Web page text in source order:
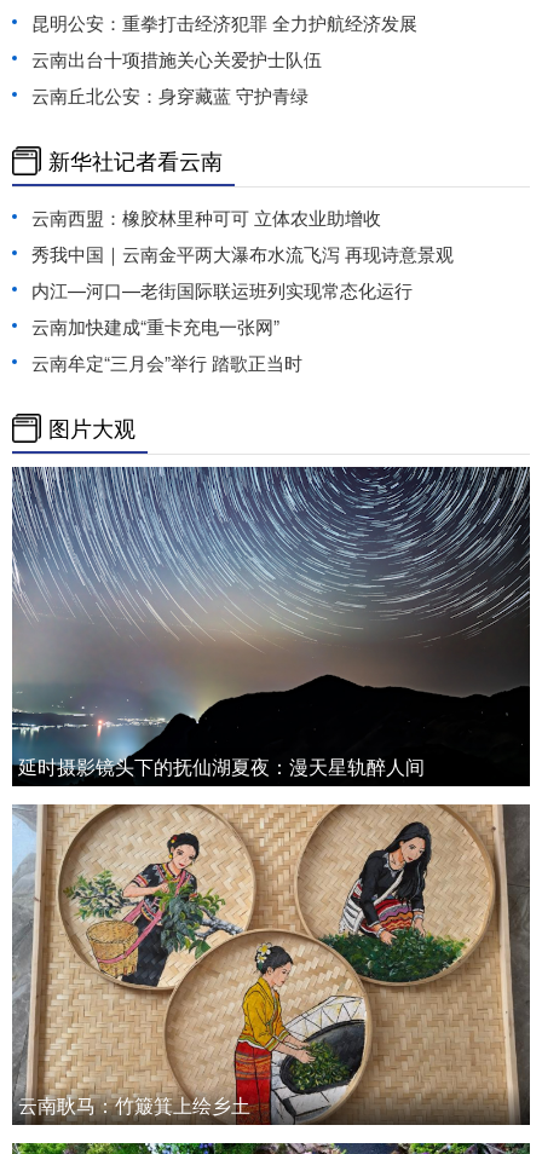
昆明公安：重拳打击经济犯罪 全力护航经济发展
云南出台十项措施关心关爱护士队伍
云南丘北公安：身穿藏蓝 守护青绿
新华社记者看云南
云南西盟：橡胶林里种可可 立体农业助增收
秀我中国｜云南金平两大瀑布水流飞泻 再现诗意景观
内江—河口—老街国际联运班列实现常态化运行
云南加快建成“重卡充电一张网”
云南牟定“三月会”举行 踏歌正当时
图片大观
延时摄影镜头下的抚仙湖夏夜：漫天星轨醉人间
云南耿马：竹簸箕上绘乡土